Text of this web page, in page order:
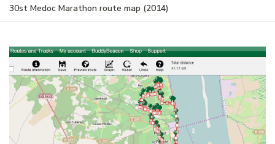
30st Medoc Marathon route map (2014)